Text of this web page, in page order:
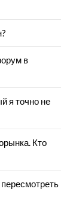
в
я точно не
Кто